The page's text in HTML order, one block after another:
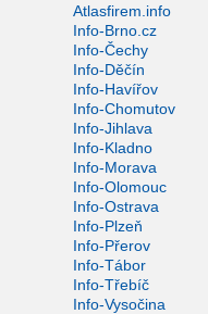
Atlasfirem.info
Info-Brno.cz
Info-Čechy
Info-Děčín
Info-Havířov
Info-Chomutov
Info-Jihlava
Info-Kladno
Info-Morava
Info-Olomouc
Info-Ostrava
Info-Plzeň
Info-Přerov
Info-Tábor
Info-Třebíč
Info-Vysočina